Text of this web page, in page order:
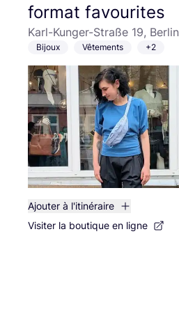
format favourites
Karl-Kunger-Straße 19, Berlin
Bijoux Vêtements +2
Ajouter à l'itinéraire
Visiter la boutique en ligne